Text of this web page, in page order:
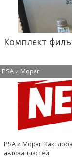
Комплект
PSA и Mopar
PSA и Mopar: Как
автозапчастей